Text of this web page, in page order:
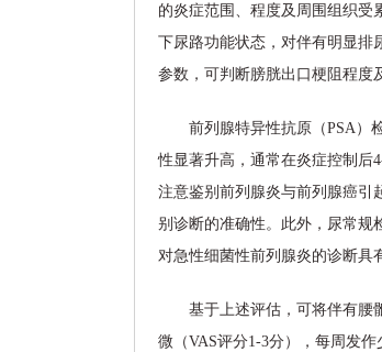
的炎症范围、程度及周围组织受
下尿路功能状态，对伴有明显排
参数，可判断膀胱出口梗阻程度
前列腺特异性抗原（PSA）
性显著升高，通常在炎症控制后
注意鉴别前列腺炎与前列腺癌引
别诊断的准确性。此外，尿常规
对急性细菌性前列腺炎的诊断具
基于上述评估，可将伴有腰
微（VAS评分1-3分），每周发